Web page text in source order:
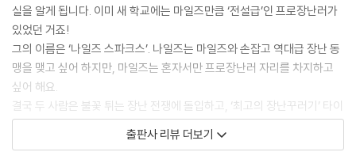
실을 알게 됩니다. 이미 새 학교에는 마일즈만큼 ‘전설급’인 프로장난러가
있었던 거죠!
그의 이름은 ‘나일즈 스파크스’. 나일즈는 마일즈와 손잡고 역대급 장난 동
맹을 맺고 싶어 하지만, 마일즈는 혼자서만 프로장난러 자리를 차지하고
싶어 해요.
결국 두 사람은 불꽃 튀는 장난 전쟁에 돌입하고, ‘최고의 장난꾸러기’ 타이
틀을 두고 치열한 대결을 벌이게 되죠.
이 장난 대결의 승자는 누구일까요? 마일즈 머피는 야니밸리에서도 프로
출판사 리뷰 더보기